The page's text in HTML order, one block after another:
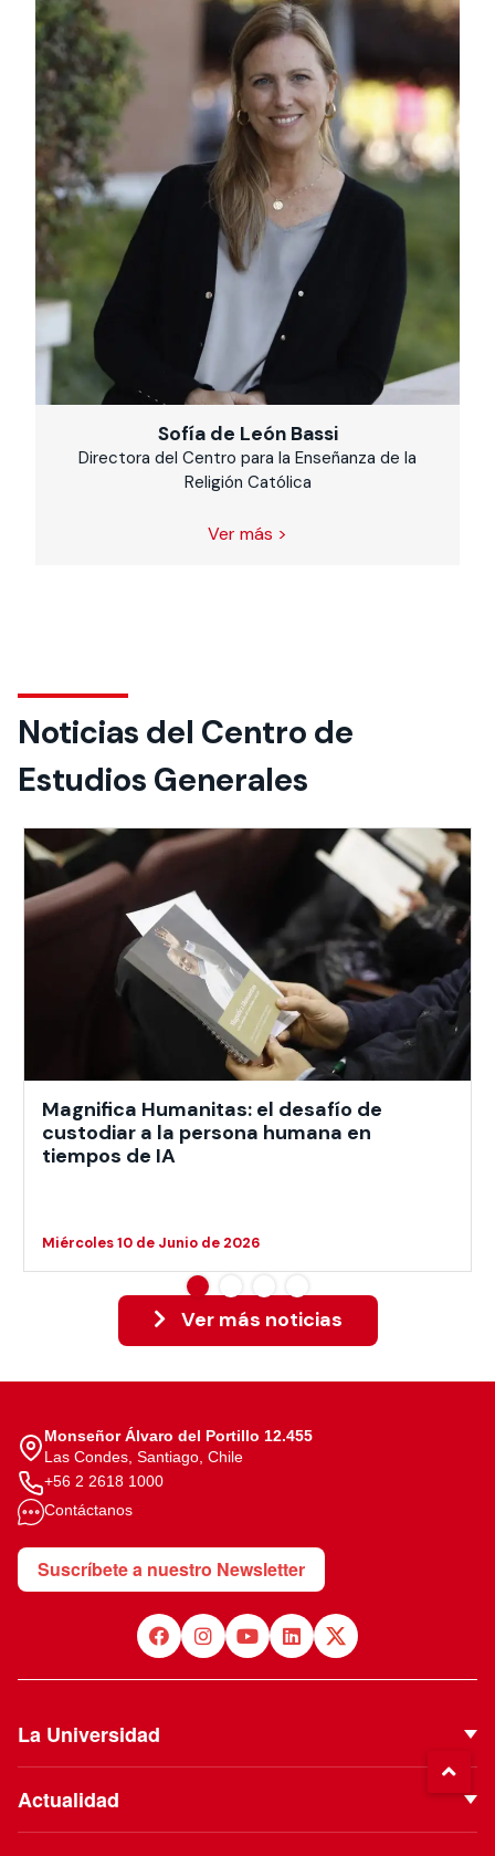
Sofía de León Bassi
Directora del Centro para la Enseñanza de la
Religión Católica
Ver más >
Noticias del Centro de
Estudios Generales
Magnifica Humanitas: el desafío de
custodiar a la persona humana en
tiempos de IA
Miércoles 10 de Junio de 2026
Ver más noticias
Monseñor Álvaro del Portillo 12.455
Las Condes, Santiago, Chile
+56 2 2618 1000
Contáctanos
Suscríbete a nuestro Newsletter
La Universidad
Actualidad